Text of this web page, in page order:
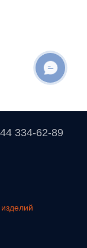
334-62-89
ОНЛАЙН ЧАТ